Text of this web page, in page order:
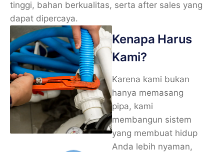
tinggi, bahan berkualitas, serta after sales yang
dapat dipercaya.
Kenapa Harus
Kami?
Karena kami bukan
hanya memasang
pipa, kami
membangun sistem
yang membuat hidup
Anda lebih nyaman,